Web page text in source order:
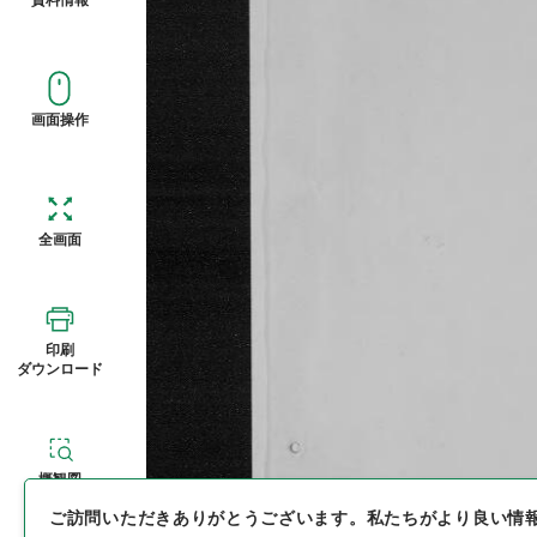
画面操作
全画面
印刷
ダウンロード
概観図
ご訪問いただきありがとうございます。 私たちがより良い情